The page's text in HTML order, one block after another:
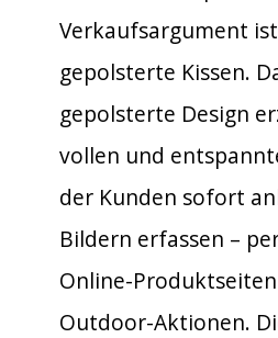
Verkaufsargument
gepolsterte Kissen.
gepolsterte Design
vollen und
der Kunden sofort
Bildern erfassen –
Online-
Outdoor-Aktionen.